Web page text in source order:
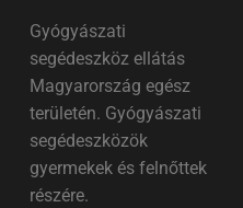
Gyógyászati
segédeszköz ellátás
Magyarország egész
területén. Gyógyászati
segédeszközök
gyermekek és felnőttek
részére.